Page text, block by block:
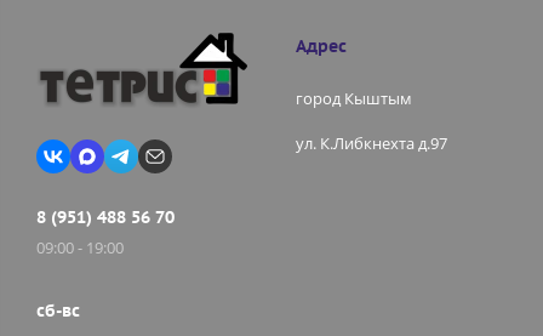
8 (951) 488 56 70
09:00 - 19:00
сб-вс
Адрес
город Кыштым
ул. К.Либкнехта д.97